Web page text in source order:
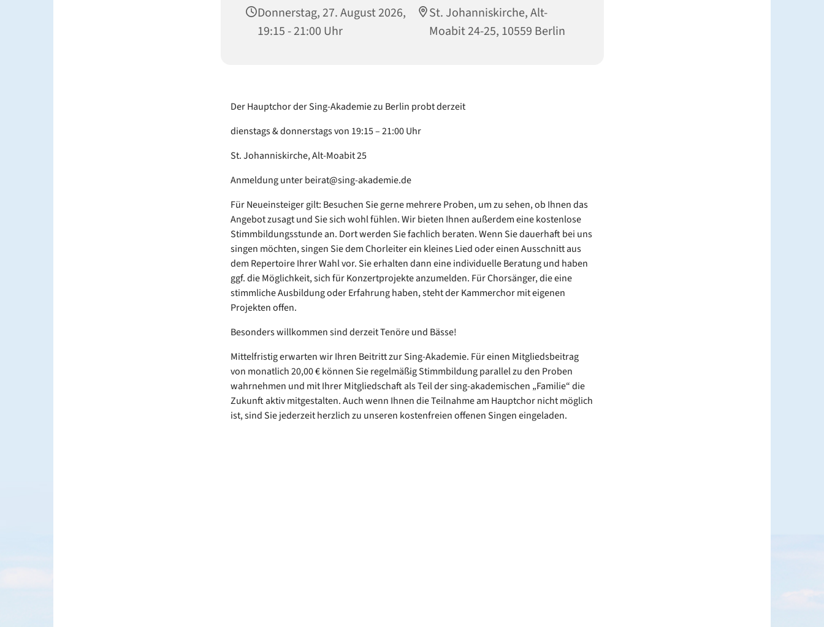
Donnerstag, 27. August 2026,
19:15 - 21:00 Uhr
St. Johanniskirche, Alt-
Moabit 24-25, 10559 Berlin
Der Hauptchor der Sing-Akademie zu Berlin probt derzeit
dienstags & donnerstags von 19:15 – 21:00 Uhr
St. Johanniskirche, Alt-Moabit 25
Anmeldung unter beirat@sing-akademie.de
Für Neueinsteiger gilt: Besuchen Sie gerne mehrere Proben, um zu sehen, ob Ihnen das
Angebot zusagt und Sie sich wohl fühlen. Wir bieten Ihnen außerdem eine kostenlose
Stimmbildungsstunde an. Dort werden Sie fachlich beraten. Wenn Sie dauerhaft bei uns
singen möchten, singen Sie dem Chorleiter ein kleines Lied oder einen Ausschnitt aus
dem Repertoire Ihrer Wahl vor. Sie erhalten dann eine individuelle Beratung und haben
ggf. die Möglichkeit, sich für Konzertprojekte anzumelden. Für Chorsänger, die eine
stimmliche Ausbildung oder Erfahrung haben, steht der Kammerchor mit eigenen
Projekten offen.
Besonders willkommen sind derzeit Tenöre und Bässe!
Mittelfristig erwarten wir Ihren Beitritt zur Sing-Akademie. Für einen Mitgliedsbeitrag
von monatlich 20,00 € können Sie regelmäßig Stimmbildung parallel zu den Proben
wahrnehmen und mit Ihrer Mitgliedschaft als Teil der sing-akademischen „Familie“ die
Zukunft aktiv mitgestalten. Auch wenn Ihnen die Teilnahme am Hauptchor nicht möglich
ist, sind Sie jederzeit herzlich zu unseren kostenfreien offenen Singen eingeladen.